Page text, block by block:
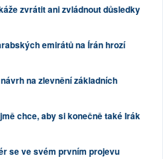
zvrátit ani zvládnout důsledky
emirátů na Írán hrozí
na zlevnění základních
chce, aby si konečně také Irák
se ve svém prvním projevu